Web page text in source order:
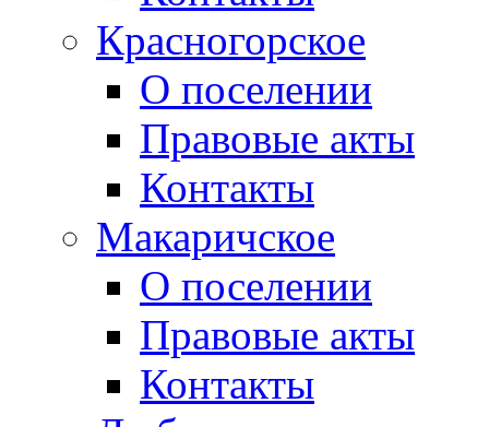
Красногорское
О поселении
Правовые акты
Контакты
Макаричское
О поселении
Правовые акты
Контакты